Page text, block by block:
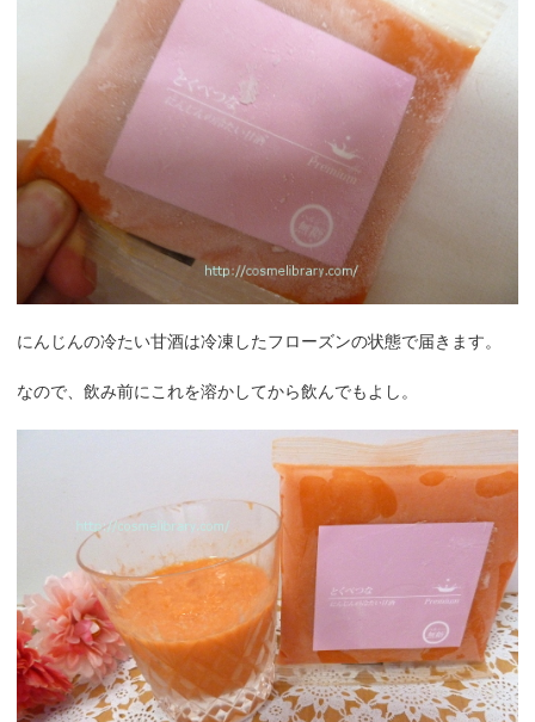
にんじんの冷たい甘酒は冷凍したフローズンの状態で届きます。
なので、飲み前にこれを溶かしてから飲んでもよし。